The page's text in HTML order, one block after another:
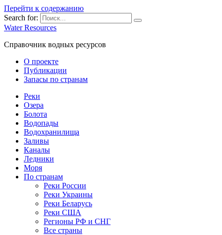
Перейти к содержанию
Search for:
Water Resources
Справочник водных ресурсов
О проекте
Публикации
Запасы по странам
Реки
Озера
Болота
Водопады
Водохранилища
Заливы
Каналы
Ледники
Моря
По странам
Реки России
Реки Украины
Реки Беларусь
Реки США
Регионы РФ и СНГ
Все страны